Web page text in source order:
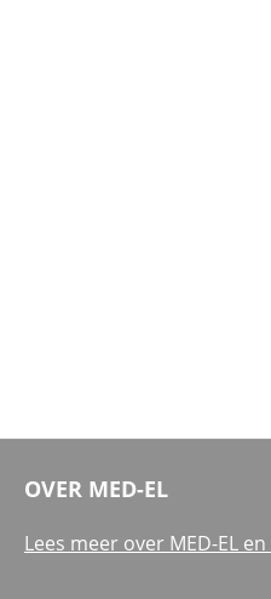
OVER MED-EL
Lees meer over MED-EL